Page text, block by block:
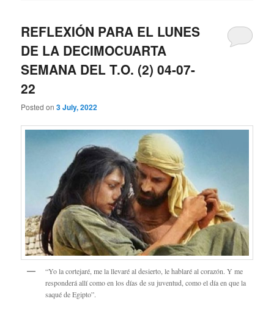
REFLEXIÓN PARA EL LUNES
DE LA DECIMOCUARTA
SEMANA DEL T.O. (2) 04-07-
22
Posted on3 July, 2022
“Yo la cortejaré, me la llevaré al desierto, le hablaré al corazón. Y me
responderá allí como en los días de su juventud, como el día en que la
saqué de Egipto”.